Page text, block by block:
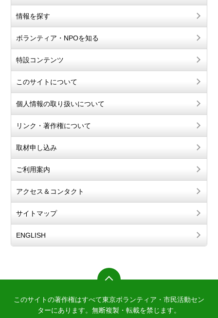
情報を探す
ボランティア・NPOを知る
特設コンテンツ
このサイトについて
個人情報の取り扱いについて
リンク・著作権について
取材申し込み
ご利用案内
アクセス＆コンタクト
サイトマップ
ENGLISH
このサイトの著作権はすべて東京ボランティア・市民活動セン
ターにあります。 無断複製・転載を禁じます。